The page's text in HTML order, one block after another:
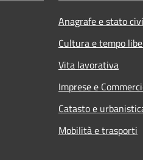
Anagrafe e stato
Cultura e tempo
Vita lavorativa
Imprese e
Catasto e
Mobilità e trasporti